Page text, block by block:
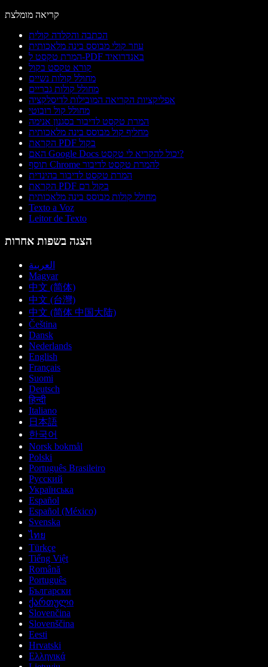
קריאה מומלצת
הכתבה והקלדה קולית
עוזר קולי מבוסס בינה מלאכותית
המרת טקסט ל-PDF באנדרואיד
קורא טקסט בקול
מחולל קולות נשיים
מחולל קולות גבריים
אפליקציות הקריאה המובילות לדיסלקציה
מחולל קול רובוטי
המרת טקסט לדיבור בסגנון אנימה
מחליף קול מבוסס בינה מלאכותית
הקראת PDF בקול
האם Google Docs יכול להקריא לי טקסט?
תוסף Chrome להמרת טקסט לדיבור
המרת טקסט לדיבור בהינדית
הקראת PDF בקול רם
מחולל קולות מבוסס בינה מלאכותית
Texto a Voz
Leitor de Texto
הצגה בשפות אחרות
العربية
Magyar
中文 (简体)
中文 (台灣)
中文 (简体 中国大陆)
Čeština
Dansk
Nederlands
English
Français
Suomi
Deutsch
हिन्दी
Italiano
日本語
한국어
Norsk bokmål
Polski
Português Brasileiro
Русский
Українська
Español
Español (México)
Svenska
ไทย
Türkçe
Tiếng Việt
Română
Português
Български
ქართული
Slovenčina
Slovenščina
Eesti
Hrvatski
Ελληνικά